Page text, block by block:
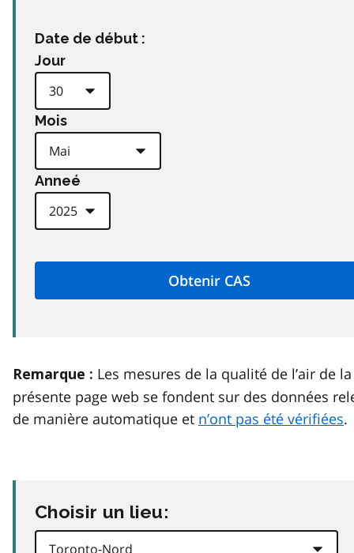
Date de début :
Jour
Mois
Anneé
Remarque : Les mesures de la qualité de l’air de la
présente page web se fondent sur des données
de manière automatique et n’ont pas été vérifiées.
Choisir un lieu: